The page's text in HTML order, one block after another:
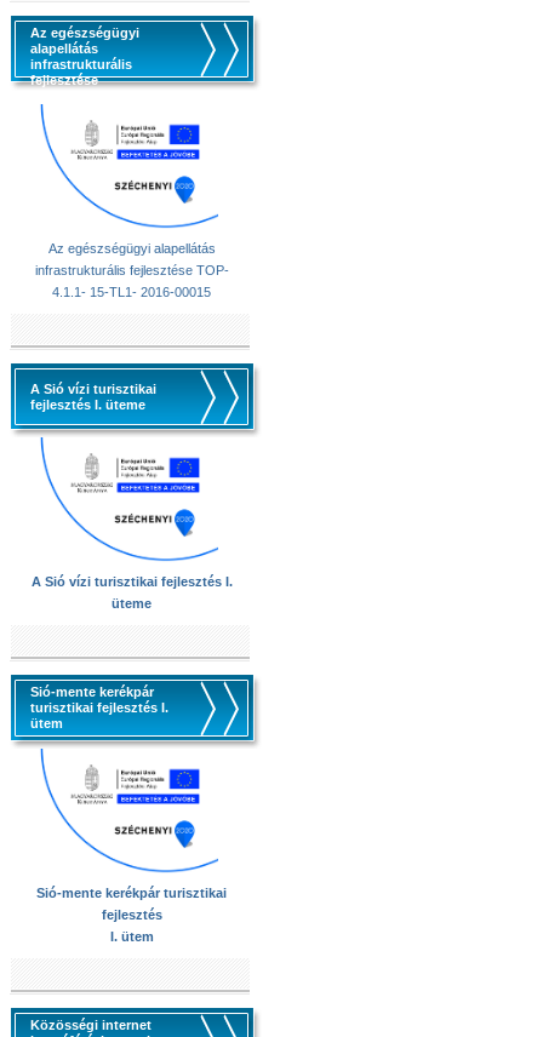
Az egészségügyi
alapellátás
infrastrukturális
fejlesztése
Az egészségügyi alapellátás
infrastrukturális fejlesztése TOP-
4.1.1- 15-TL1- 2016-00015
A Sió vízi turisztikai
fejlesztés I. üteme
A Sió vízi turisztikai fejlesztés I.
üteme
Sió-mente kerékpár
turisztikai fejlesztés I.
ütem
Sió-mente kerékpár turisztikai
fejlesztés
I. ütem
Közösségi internet